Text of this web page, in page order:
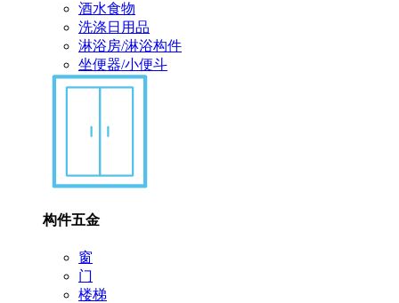
酒水食物
洗涤日用品
淋浴房/淋浴构件
坐便器/小便斗
构件五金
窗
门
楼梯